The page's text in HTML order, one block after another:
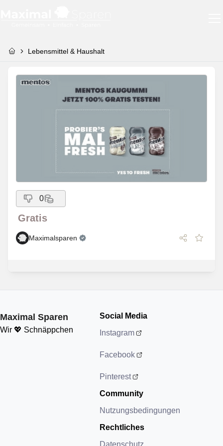
Lebensmittel & Haushalt
0
Gratis
Maximalsparen
Maximal Sparen
Wir 💖 Schnäppchen
Social Media
Instagram
Facebook
Pinterest
Community
Nutzungsbedingungen
Rechtliches